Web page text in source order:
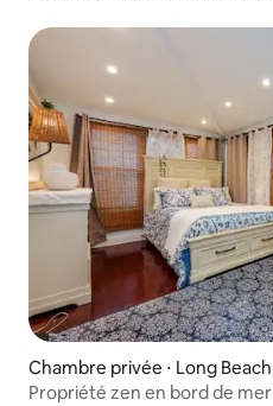
Chambre privée ⋅ Long Beach
Propriété zen en bord de mer